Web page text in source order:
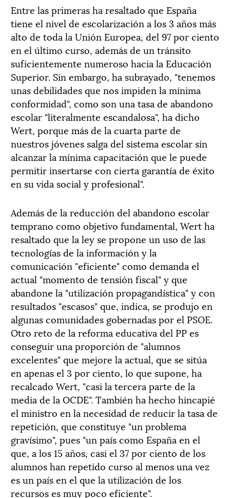
Entre las primeras ha resaltado que España
tiene el nivel de escolarización a los 3 años más
alto de toda la Unión Europea, del 97 por ciento
en el último curso, además de un tránsito
suficientemente numeroso hacia la Educación
Superior. Sin embargo, ha subrayado, "tenemos
unas debilidades que nos impiden la mínima
conformidad", como son una tasa de abandono
escolar "literalmente escandalosa", ha dicho
Wert, porque más de la cuarta parte de
nuestros jóvenes salga del sistema escolar sin
alcanzar la mínima capacitación que le puede
permitir insertarse con cierta garantía de éxito
en su vida social y profesional".
Además de la reducción del abandono escolar
temprano como objetivo fundamental, Wert ha
resaltado que la ley se propone un uso de las
tecnologías de la información y la
comunicación "eficiente" como demanda el
actual "momento de tensión fiscal" y que
abandone la "utilización propagandística" y con
resultados "escasos" que, indica, se produjo en
algunas comunidades gobernadas por el PSOE.
Otro reto de la reforma educativa del PP es
conseguir una proporción de "alumnos
excelentes" que mejore la actual, que se sitúa
en apenas el 3 por ciento, lo que supone, ha
recalcado Wert, "casi la tercera parte de la
media de la OCDE". También ha hecho hincapié
el ministro en la necesidad de reducir la tasa de
repetición, que constituye "un problema
gravísimo", pues "un país como España en el
que, a los 15 años, casi el 37 por ciento de los
alumnos han repetido curso al menos una vez
es un país en el que la utilización de los
recursos es muy poco eficiente".